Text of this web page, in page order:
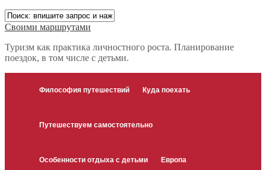
Своими маршрутами
Туризм как практика личностного роста. Планирование
поездок, в том числе с детьми.
Философия путешествий Куда поехать
Путешествуем самостоятельно
Особенности отдыха с детьми Европа